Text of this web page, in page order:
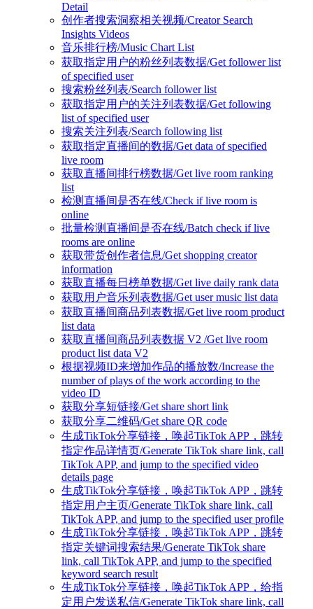
Detail
创作者搜索洞察相关视频/Creator Search
Insights Videos
音乐排行榜/Music Chart List
获取指定用户的粉丝列表数据/Get follower list
of specified user
搜索粉丝列表/Search follower list
获取指定用户的关注列表数据/Get following
list of specified user
搜索关注列表/Search following list
获取指定直播间的数据/Get data of specified
live room
获取直播间排行榜数据/Get live room ranking
list
检测直播间是否在线/Check if live room is
online
批量检测直播间是否在线/Batch check if live
rooms are online
获取带货创作者信息/Get shopping creator
information
获取直播每日榜单数据/Get live daily rank data
获取用户音乐列表数据/Get user music list data
获取直播间商品列表数据/Get live room product
list data
获取直播间商品列表数据 V2 /Get live room
product list data V2
根据视频ID来增加作品的播放数/Increase the
number of plays of the work according to the
video ID
获取分享短链接/Get share short link
获取分享二维码/Get share QR code
生成TikTok分享链接，唤起TikTok APP，跳转
指定作品详情页/Generate TikTok share link, call
TikTok APP, and jump to the specified video
details page
生成TikTok分享链接，唤起TikTok APP，跳转
指定用户主页/Generate TikTok share link, call
TikTok APP, and jump to the specified user profile
生成TikTok分享链接，唤起TikTok APP，跳转
指定关键词搜索结果/Generate TikTok share
link, call TikTok APP, and jump to the specified
keyword search result
生成TikTok分享链接，唤起TikTok APP，给指
定用户发送私信/Generate TikTok share link, call